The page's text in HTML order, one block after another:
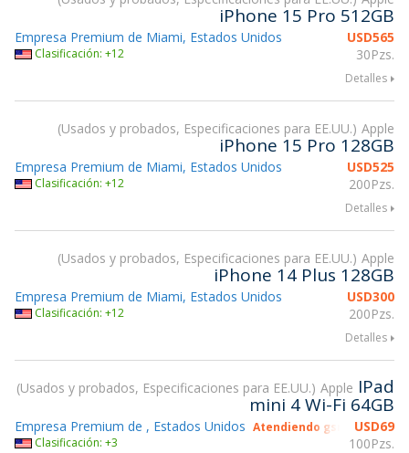
iPhone 15 Pro 512GB
USD565
30Pzs.
Empresa Premium de Miami, Estados Unidos
Clasificación: +12
Detalles
Usados y probados, Especificaciones para EE.UU. Apple
iPhone 15 Pro 128GB
USD525
200Pzs.
Empresa Premium de Miami, Estados Unidos
Clasificación: +12
Detalles
Usados y probados, Especificaciones para EE.UU. Apple
iPhone 14 Plus 128GB
USD300
200Pzs.
Empresa Premium de Miami, Estados Unidos
Clasificación: +12
Detalles
Usados y probados, Especificaciones para EE.UU. Apple IPad
mini 4 Wi-Fi 64GB
USD69
100Pzs.
Empresa Premium de , Estados Unidos Atendiendo gsmX Hong
Clasificación: +3